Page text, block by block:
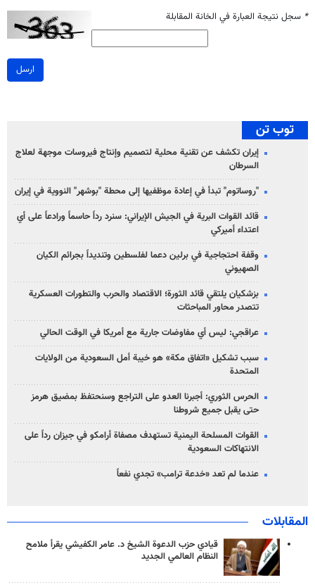
* سجل نتيجة العبارة في الخانة المقابلة
ارسل
توب تن
إيران تكشف عن تقنية محلية لتصميم وإنتاج فيروسات موجهة لعلاج
السرطان
"روساتوم" تبدأ في إعادة موظفيها إلى محطة "بوشهر" النووية في إيران
قائد القوات البرية في الجيش الإيراني: سنرد رداً حاسماً ورادعاً على أي
اعتداء أميركي
وقفة احتجاجية في برلين دعما لفلسطين وتنديداً بجرائم الكيان
الصهیوني
بزشكيان يلتقي قائد الثورة؛ الاقتصاد والحرب والتطورات العسكرية
تتصدر محاور المباحثات
عراقجي: ليس أي مفاوضات جارية مع أمريكا في الوقت الحالي
سبب تشكيل «اتفاق مكة» هو خيبة أمل السعودية من الولايات
المتحدة
الحرس الثوري: أجبرنا العدو على التراجع وسنحتفظ بمضيق هرمز
حتى يقبل جميع شروطنا
القوات المسلحة اليمنية تستهدف مصفاة أرامكو في جيزان رداً على
الانتهاكات السعودية
عندما لم تعد «خدعة ترامب» تجدي نفعاً
المقابلات
قيادي حزب الدعوة الشيخ د. عامر الكفيشي يقرأ ملامح
النظام العالمي الجديد